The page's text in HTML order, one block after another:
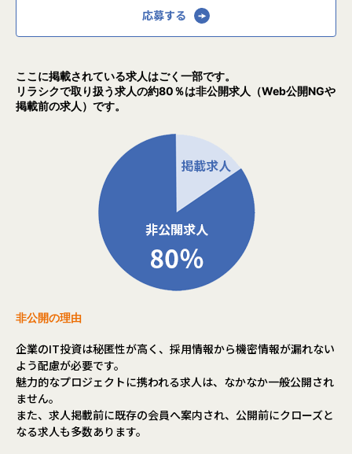
応募する
ここに掲載されている求人はごく一部です。
リラシクで取り扱う求人の約80％は非公開求人（Web公開NGや
掲載前の求人）です。
非公開の理由
企業のIT投資は秘匿性が高く、採用情報から機密情報が漏れない
よう配慮が必要です。
魅力的なプロジェクトに携われる求人は、なかなか一般公開され
ません。
また、求人掲載前に既存の会員へ案内され、公開前にクローズと
なる求人も多数あります。